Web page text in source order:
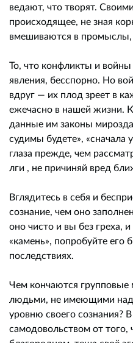
ведают, что творят.
происходящее, не зная
вмешиваются в
То, что конфликты и
явления, бесспорно. Но
вдруг — их плод зреет в
ежечасно в нашей жизни.
данные им законы
судимы будете», «сначала
глаза прежде, чем
лги , не причиняй вред
Вглядитесь в себя и
сознание, чем оно
оно чисто и вы без греха,
«камень», попробуйте его
последствиях.
Чем кончаются
людьми, не имеющими
уровню своего сознания?
самодовольством от того,